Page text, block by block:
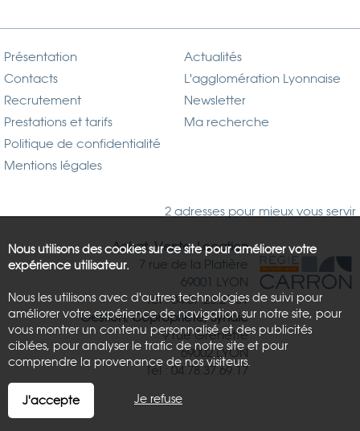
Présentation
Contacts
Recrutement
Prestations et tarifs
Politique de confidentialité
Mentions légales
Actualités
L'agglomération Lyonnaise
Newsletter
Ma recherche
2 adresses pour mieux vous servir
Achat, Vente, Location
7 rue de la Platière
69001 LYON
Tél : 04.37.26.21.81
Gestion, Copropriété, Syndic
9 rue Grenette
69002 LYON
Tél : 04.78.37.69.17
Nous utilisons des cookies sur ce site pour améliorer votre
expérience utilisateur.
Nous les utilisons avec d'autres technologies de suivi pour
améliorer votre expérience de navigation sur notre site, pour
vous montrer un contenu personnalisé et des publicités
ciblées, pour analyser le trafic de notre site et pour
comprendre la provenance de nos visiteurs.
J'accepte Je refuse